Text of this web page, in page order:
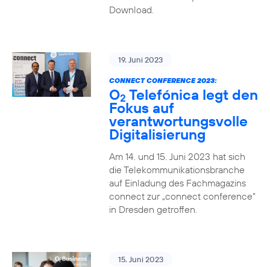
Download.
19. Juni 2023
CONNECT CONFERENCE 2023:
O2 Telefónica legt den
Fokus auf
verantwortungsvolle
Digitalisierung
Am 14. und 15. Juni 2023 hat sich
die Telekommunikationsbranche
auf Einladung des Fachmagazins
connect zur „connect conference“
in Dresden getroffen.
15. Juni 2023